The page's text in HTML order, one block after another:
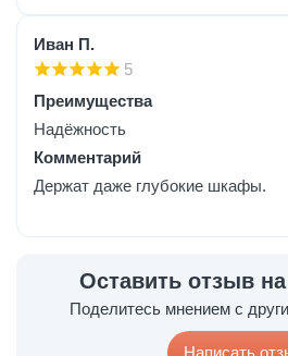
Иван П.
5
Преимущества
Надёжность
Комментарий
Держат даже глубокие шкафы.
Оставить отзыв
Поделитесь мнением с
Написать